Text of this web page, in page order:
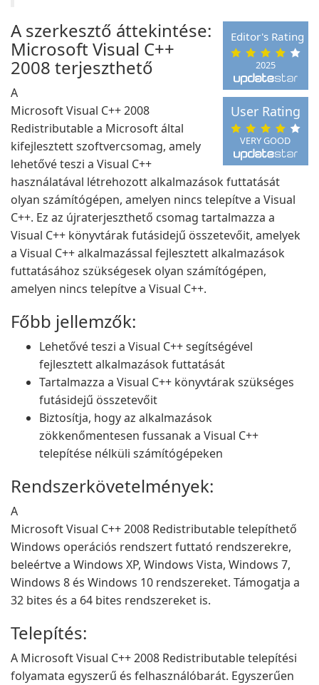
2025
Editor's Rating
VERY GOOD
User Rating
A szerkesztő áttekintése:
Microsoft Visual C++
2008 terjeszthető
A
Microsoft Visual C++ 2008
Redistributable a Microsoft által
kifejlesztett szoftvercsomag, amely
lehetővé teszi a Visual C++
használatával létrehozott alkalmazások futtatását
olyan számítógépen, amelyen nincs telepítve a Visual
C++. Ez az újraterjeszthető csomag tartalmazza a
Visual C++ könyvtárak futásidejű összetevőit, amelyek
a Visual C++ alkalmazással fejlesztett alkalmazások
futtatásához szükségesek olyan számítógépen,
amelyen nincs telepítve a Visual C++.
Főbb jellemzők:
Lehetővé teszi a Visual C++ segítségével
fejlesztett alkalmazások futtatását
Tartalmazza a Visual C++ könyvtárak szükséges
futásidejű összetevőit
Biztosítja, hogy az alkalmazások
zökkenőmentesen fussanak a Visual C++
telepítése nélküli számítógépeken
Rendszerkövetelmények:
A
Microsoft Visual C++ 2008 Redistributable telepíthető
Windows operációs rendszert futtató rendszerekre,
beleértve a Windows XP, Windows Vista, Windows 7,
Windows 8 és Windows 10 rendszereket. Támogatja a
32 bites és a 64 bites rendszereket is.
Telepítés:
A Microsoft Visual C++ 2008 Redistributable telepítési
folyamata egyszerű és felhasználóbarát. Egyszerűen